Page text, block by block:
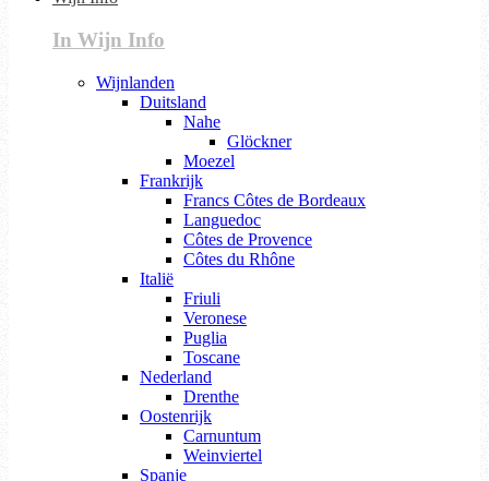
In Wijn Info
Wijnlanden
Duitsland
Nahe
Glöckner
Moezel
Frankrijk
Francs Côtes de Bordeaux
Languedoc
Côtes de Provence
Côtes du Rhône
Italië
Friuli
Veronese
Puglia
Toscane
Nederland
Drenthe
Oostenrijk
Carnuntum
Weinviertel
Spanje